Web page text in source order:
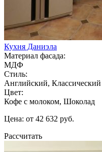
Кухня Даниэла
Материал фасада:
МДФ
Стиль:
Английский, Классический
Цвет:
Кофе с молоком, Шоколад
Цена: от 42 632 руб.
Рассчитать